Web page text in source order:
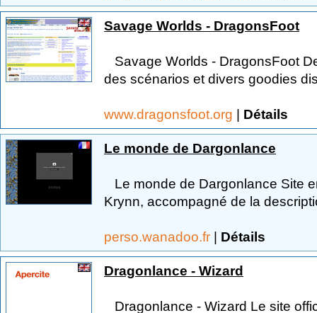
Savage Worlds - DragonsFoot
Savage Worlds - DragonsFoot
des scénarios et divers goodies
www.dragonsfoot.org | Détails
Le monde de Dargonlance
Le monde de Dargonlance Site
Krynn, accompagné de la
perso.wanadoo.fr | Détails
Dragonlance - Wizard
Dragonlance - Wizard Le site